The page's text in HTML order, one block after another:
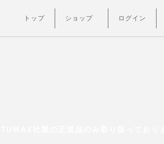
トップ ショップ ログイン